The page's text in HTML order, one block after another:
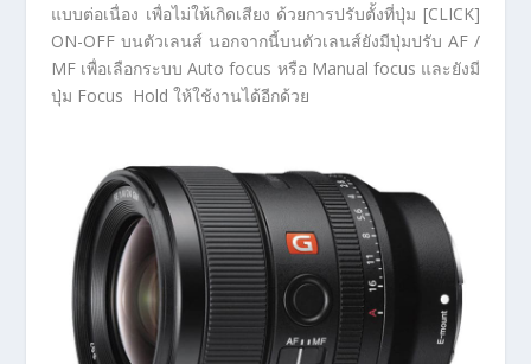
แบบต่อเนื่อง เพื่อไม่ให้เกิดเสียง ด้วยการปรับตั้งที่ปุ่ม [CLICK]
ON-OFF บนตัวเลนส์ นอกจากนี้บนตัวเลนส์ยังมีปุ่มปรับ AF /
MF เพื่อเลือกระบบ Auto focus หรือ Manual focus และยังมี
ปุ่ม Focus Hold ให้ใช้งานได้อีกด้วย